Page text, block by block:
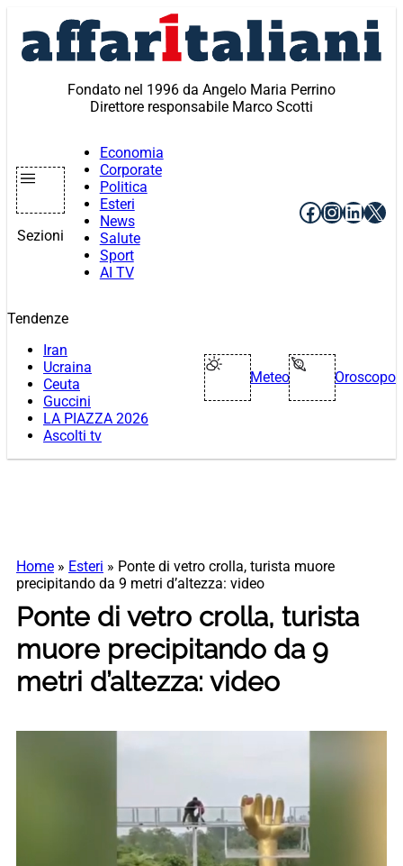
contenuto
Fondato nel 1996 da Angelo Maria Perrino
Direttore responsabile Marco Scotti
Sezioni
Economia
Corporate
Politica
Esteri
News
Salute
Sport
AI TV
Facebook
X
Tendenze
Iran
Ucraina
Ceuta
Guccini
LA PIAZZA 2026
Ascolti tv
Meteo Oroscopo
Home » Esteri » Ponte di vetro crolla, turista muore
precipitando da 9 metri d’altezza: video
Ponte di vetro crolla, turista
muore precipitando da 9
metri d’altezza: video